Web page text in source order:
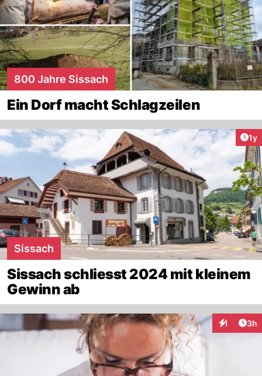
800 Jahre Sissach
Ein Dorf macht Schlagzeilen
1y
Sissach
Sissach schliesst 2024 mit kleinem
Gewinn ab
1 3h